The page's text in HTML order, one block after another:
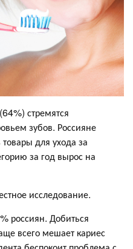
стремятся
зубов. Россияне
для ухода за
за год вырос на
исследование.
россиян. Добиться
всего мешает кариес